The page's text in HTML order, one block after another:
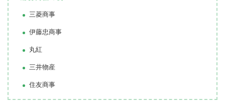
三菱商事
伊藤忠商事
丸紅
三井物産
住友商事